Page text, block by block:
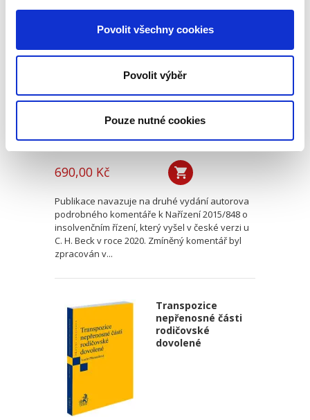
Povolit všechny cookies
Povolit výběr
Pouze nutné cookies
insolvenční nařízení
procesu
Alexander J. Bělohlávek
690,00 Kč
Publikace navazuje na druhé vydání autorova
podrobného komentáře k Nařízení 2015/848 o
insolvenčním řízení, který vyšel v české verzi u
C. H. Beck v roce 2020. Zmíněný komentář byl
zpracován v...
Transpozice
nepřenosné části
rodičovské
dovolené